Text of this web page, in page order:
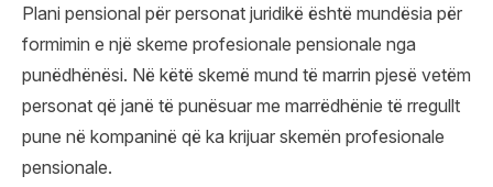
Plani pensional për personat juridikë është mundësia për
formimin e një skeme profesionale pensionale nga
punëdhënësi. Në këtë skemë mund të marrin pjesë vetëm
personat që janë të punësuar me marrëdhënie të rregullt
pune në kompaninë që ka krijuar skemën profesionale
pensionale.